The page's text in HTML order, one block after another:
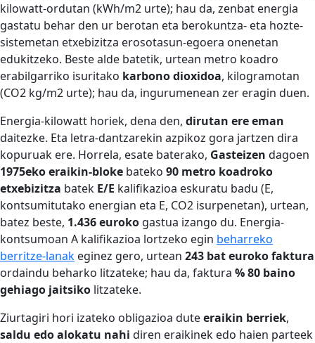
kilowatt-ordutan (kWh/m2 urte); hau da, zenbat energia
gastatu behar den ur berotan eta berokuntza- eta hozte-
sistemetan etxebizitza erosotasun-egoera onenetan
edukitzeko. Beste alde batetik, urtean metro koadro
erabilgarriko isuritako karbono dioxidoa, kilogramotan
(CO2 kg/m2 urte); hau da, ingurumenean zer eragin duen.
Energia-kilowatt horiek, dena den, dirutan ere eman
daitezke. Eta letra-dantzarekin azpikoz gora jartzen dira
kopuruak ere. Horrela, esate baterako, Gasteizen dagoen
1975eko eraikin-bloke bateko 90 metro koadroko
etxebizitza batek E/E kalifikazioa eskuratu badu (E,
kontsumitutako energian eta E, CO2 isurpenetan), urtean,
batez beste, 1.436 euroko gastua izango du. Energia-
kontsumoan A kalifikazioa lortzeko egin beharreko
berritze-lanak eginez gero, urtean 243 bat euroko faktura
ordaindu beharko litzateke; hau da, faktura % 80 baino
gehiago jaitsiko litzateke.
Ziurtagiri hori izateko obligazioa duteeraikin berriek,
saldu edo alokatu nahi diren eraikinek edo haien parteek